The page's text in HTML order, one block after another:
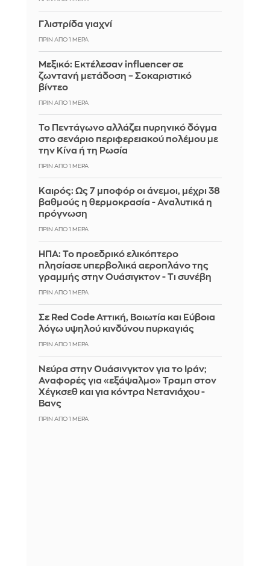
Γλιστρίδα γιαχνί
ΠΡΙΝ ΑΠΌ 1 ΜΈΡΑ
Μεξικό: Εκτέλεσαν influencer σε
ζωντανή μετάδοση – Σοκαριστικό
βίντεο
ΠΡΙΝ ΑΠΌ 1 ΜΈΡΑ
Το Πεντάγωνο αλλάζει πυρηνικό δόγμα
στο σενάριο περιφερειακού πολέμου με
την Κίνα ή τη Ρωσία
ΠΡΙΝ ΑΠΌ 1 ΜΈΡΑ
Καιρός: Ως 7 μποφόρ οι άνεμοι, μέχρι 38
βαθμούς η θερμοκρασία - Αναλυτικά η
πρόγνωση
ΠΡΙΝ ΑΠΌ 1 ΜΈΡΑ
ΗΠΑ: Το προεδρικό ελικόπτερο
πλησίασε υπερβολικά αεροπλάνο της
γραμμής στην Ουάσιγκτον - Τι συνέβη
ΠΡΙΝ ΑΠΌ 1 ΜΈΡΑ
Σε Red Code Αττική, Βοιωτία και Εύβοια
λόγω υψηλού κινδύνου πυρκαγιάς
ΠΡΙΝ ΑΠΌ 1 ΜΈΡΑ
Νεύρα στην Ουάσινγκτον για το Ιράν;
Αναφορές για «εξάψαλμο» Τραμπ στον
Χέγκσεθ και για κόντρα Νετανιάχου -
Βανς
ΠΡΙΝ ΑΠΌ 1 ΜΈΡΑ